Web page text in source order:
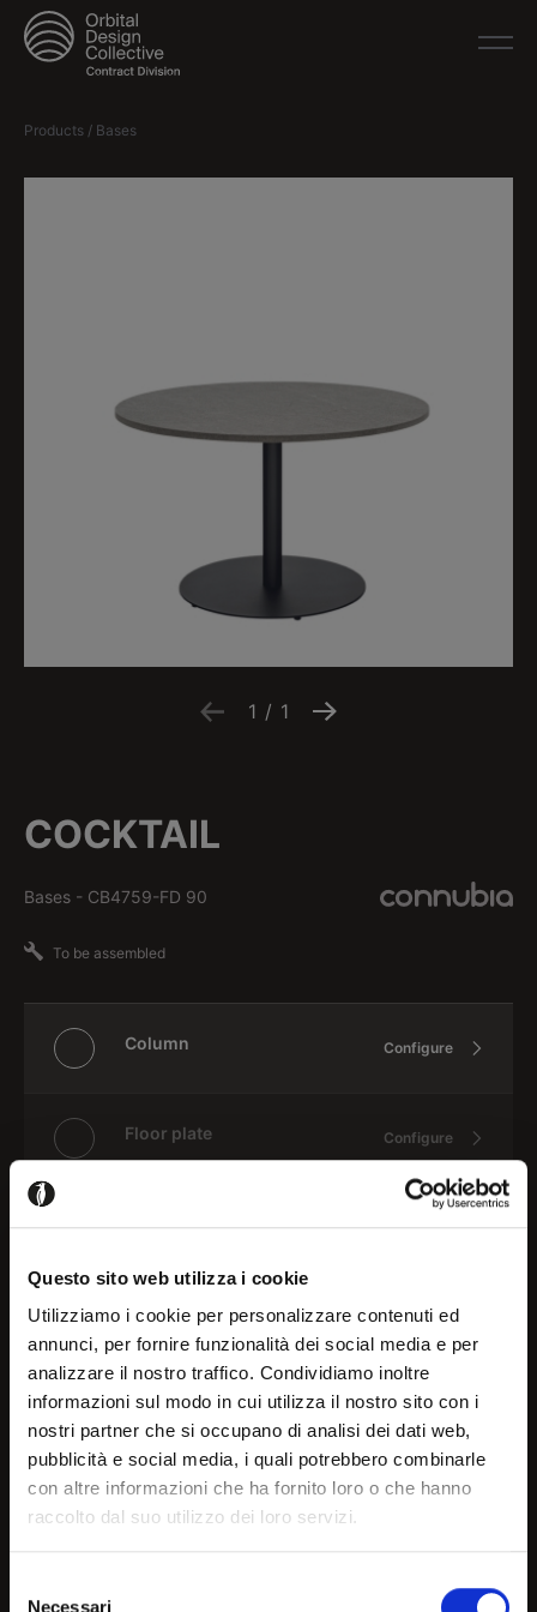
Questo sito web utilizza i cookie
Utilizziamo i cookie per personalizzare contenuti ed
annunci, per fornire funzionalità dei social media e per
analizzare il nostro traffico. Condividiamo inoltre
informazioni sul modo in cui utilizza il nostro sito con i
nostri partner che si occupano di analisi dei dati web,
pubblicità e social media, i quali potrebbero combinarle
con altre informazioni che ha fornito loro o che hanno
raccolto dal suo utilizzo dei loro servizi.
Necessari
Welcome!
It seems that you are
browsing in a country other
Products / Bases
1 / 1
COCKTAIL
Bases - CB4759-FD 90
To be assembled
Column Configure
Floor plate Configure
Top Configure
Edge Configure
Please login to add this product to your projects
Register / Login